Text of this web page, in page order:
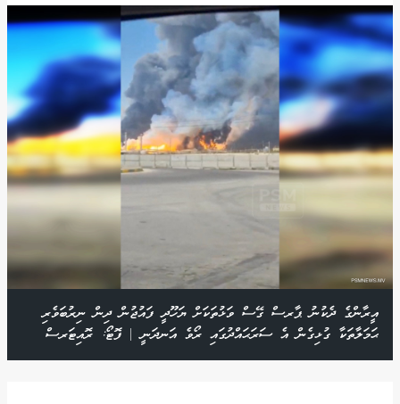
އީރާންގެ ދެކުނު ޕާރސް ގޭސް ވަޅުތަކަށް ޔަހޫދީ ފައުޖުން ދިން ނިރުބަވެރި
ޙަމަލާތަކާ ގުޅިގެން އެ ސަރަޙައްދުގައި ރޯވެ އަނދަނީ | ފޮޓޯ: ރޮއިޓަރސް